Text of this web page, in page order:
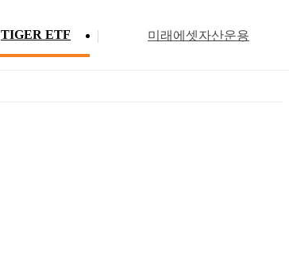
TIGER ETF 미래에셋자산운용
ETF 분배금 현황